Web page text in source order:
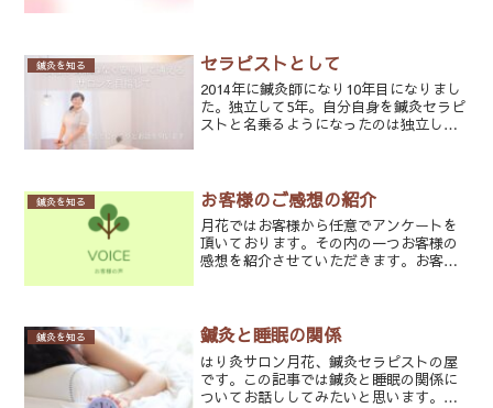
しすぎない？どうして？」と...
鍼灸を知る セラピストとして
2014年に鍼灸師になり10年目になりまし
た。独立して5年。自分自身を鍼灸セラピ
ストと名乗るようになったのは独立して
ライフを信頼し...
鍼灸を知る お客様のご感想の紹介
月花ではお客様から任意でアンケートを
頂いております。その内の一つお客様の
感想を紹介させていただきます。お客様
雨・気圧など季節性のもの...
鍼灸を知る 鍼灸と睡眠の関係
はり灸サロン月花、鍼灸セラピストの屋
です。この記事では鍼灸と睡眠の関係に
ついてお話ししてみたいと思います。な